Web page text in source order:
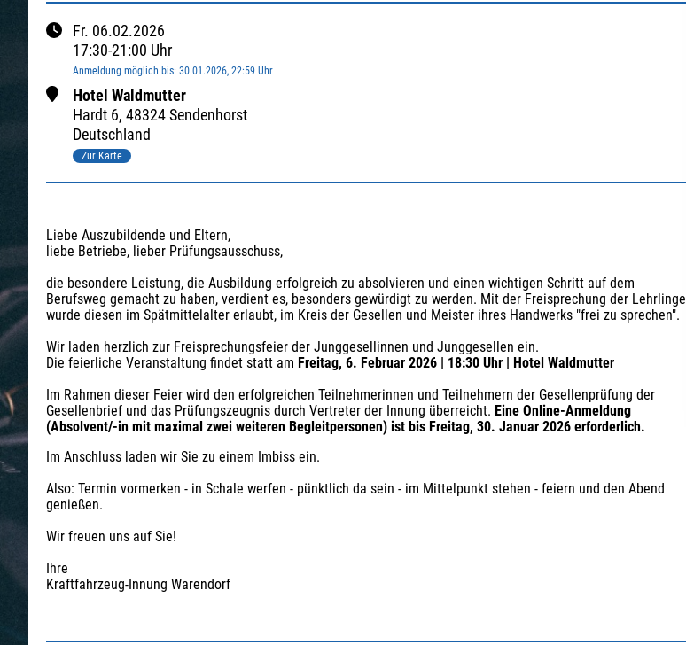
Fr. 06.02.2026
17:30-21:00 Uhr
Anmeldung möglich bis: 30.01.2026, 22:59 Uhr
Hotel Waldmutter
Hardt 6, 48324 Sendenhorst
Deutschland
Zur Karte
Liebe Auszubildende und Eltern,
liebe Betriebe, lieber Prüfungsausschuss,
die besondere Leistung, die Ausbildung erfolgreich zu absolvieren und einen wichtigen Schritt auf dem
Berufsweg gemacht zu haben, verdient es, besonders gewürdigt zu werden. Mit der Freisprechung der Lehrlinge
wurde diesen im Spätmittelalter erlaubt, im Kreis der Gesellen und Meister ihres Handwerks "frei zu sprechen".
Wir laden herzlich zur Freisprechungsfeier der Junggesellinnen und Junggesellen ein.
Die feierliche Veranstaltung findet statt am Freitag, 6. Februar 2026 | 18:30 Uhr | Hotel Waldmutter
Im Rahmen dieser Feier wird den erfolgreichen Teilnehmerinnen und Teilnehmern der Gesellenprüfung der
Gesellenbrief und das Prüfungszeugnis durch Vertreter der Innung überreicht. Eine Online-Anmeldung
(Absolvent/-in mit maximal zwei weiteren Begleitpersonen) ist bis Freitag, 30. Januar 2026 erforderlich.
Im Anschluss laden wir Sie zu einem Imbiss ein.
Also: Termin vormerken - in Schale werfen - pünktlich da sein - im Mittelpunkt stehen - feiern und den Abend
genießen.
Wir freuen uns auf Sie!
Ihre
Kraftfahrzeug-Innung Warendorf